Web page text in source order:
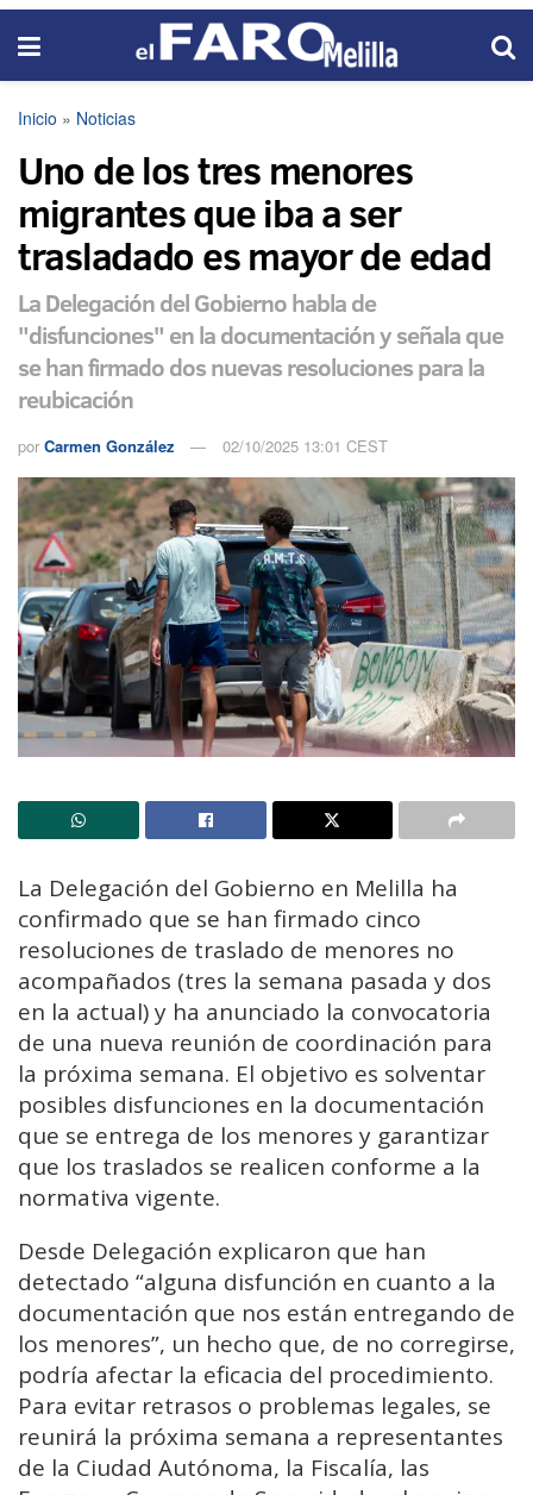
Inicio » Noticias
Uno de los tres menores
migrantes que iba a ser
trasladado es mayor de edad
La Delegación del Gobierno habla de
"disfunciones" en la documentación y señala que
se han firmado dos nuevas resoluciones para la
reubicación
por Carmen González 02/10/2025 13:01 CEST
La Delegación del Gobierno en Melilla ha
confirmado que se han firmado cinco
resoluciones de traslado de menores no
acompañados (tres la semana pasada y dos
en la actual) y ha anunciado la convocatoria
de una nueva reunión de coordinación para
la próxima semana. El objetivo es solventar
posibles disfunciones en la documentación
que se entrega de los menores y garantizar
que los traslados se realicen conforme a la
normativa vigente.
Desde Delegación explicaron que han
detectado “alguna disfunción en cuanto a la
documentación que nos están entregando de
los menores”, un hecho que, de no corregirse,
podría afectar la eficacia del procedimiento.
Para evitar retrasos o problemas legales, se
reunirá la próxima semana a representantes
de la Ciudad Autónoma, la Fiscalía, las